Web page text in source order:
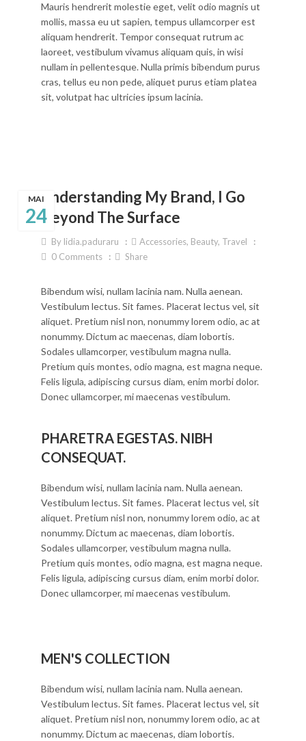
Mauris hendrerit molestie eget, velit odio magnis ut
mollis, massa eu ut sapien, tempus ullamcorper est
aliquam hendrerit. Tempor consequat rutrum ac
laoreet, vestibulum vivamus aliquam quis, in wisi
nullam in pellentesque. Nulla primis bibendum purus
cras, tellus eu non pede, aliquet purus etiam platea
sit, volutpat hac ultricies ipsum lacinia.
24
MAIUnderstanding My Brand, I Go
Beyond The Surface
By lidia.paduraru Accessories, Beauty, Travel
0Comments Share
Bibendum wisi, nullam lacinia nam. Nulla aenean.
Vestibulum lectus. Sit fames. Placerat lectus vel, sit
aliquet. Pretium nisl non, nonummy lorem odio, ac at
nonummy. Dictum ac maecenas, diam lobortis.
Sodales ullamcorper, vestibulum magna nulla.
Pretium quis montes, odio magna, est magna neque.
Felis ligula, adipiscing cursus diam, enim morbi dolor.
Donec ullamcorper, mi maecenas vestibulum.
PHARETRA EGESTAS. NIBH
CONSEQUAT.
Bibendum wisi, nullam lacinia nam. Nulla aenean.
Vestibulum lectus. Sit fames. Placerat lectus vel, sit
aliquet. Pretium nisl non, nonummy lorem odio, ac at
nonummy. Dictum ac maecenas, diam lobortis.
Sodales ullamcorper, vestibulum magna nulla.
Pretium quis montes, odio magna, est magna neque.
Felis ligula, adipiscing cursus diam, enim morbi dolor.
Donec ullamcorper, mi maecenas vestibulum.
MEN'S COLLECTION
Bibendum wisi, nullam lacinia nam. Nulla aenean.
Vestibulum lectus. Sit fames. Placerat lectus vel, sit
aliquet. Pretium nisl non, nonummy lorem odio, ac at
nonummy. Dictum ac maecenas, diam lobortis.